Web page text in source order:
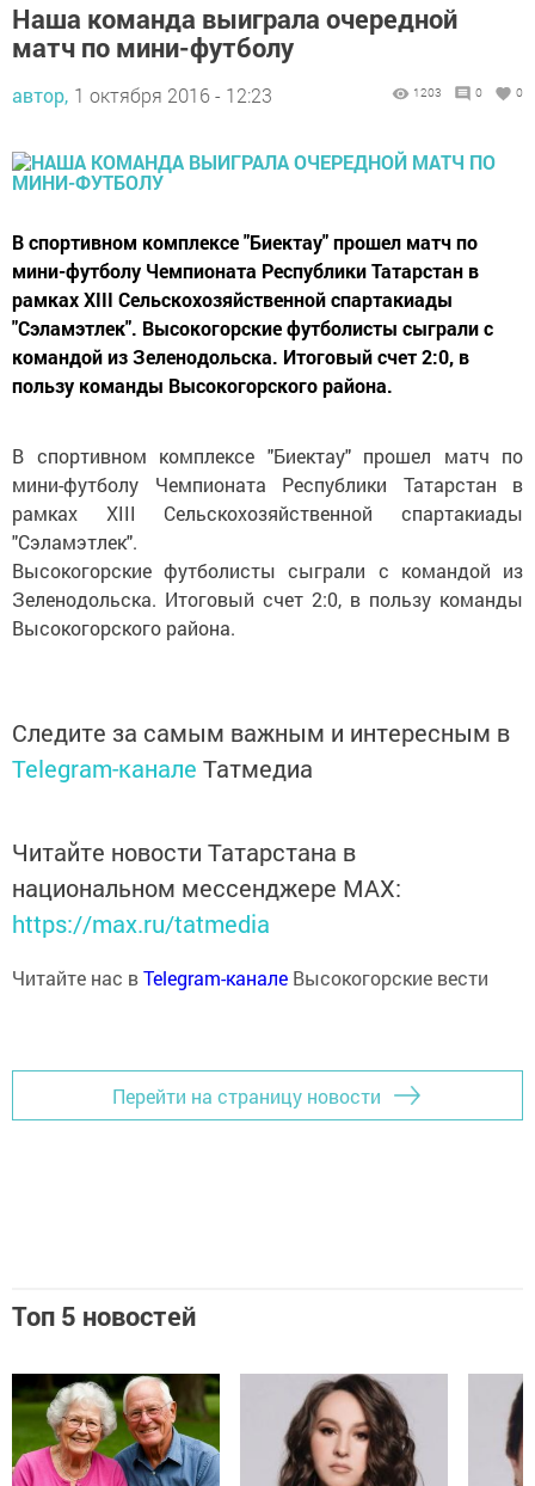
Наша команда выиграла очередной
матч по мини-футболу
автор, 1 октября 2016 - 12:23 1203 0 0
В спортивном комплексе "Биектау" прошел матч по
мини-футболу Чемпионата Республики Татарстан в
рамках XIII Сельскохозяйственной спартакиады
"Сэламэтлек". Высокогорские футболисты сыграли с
командой из Зеленодольска. Итоговый счет 2:0, в
пользу команды Высокогорского района.
В спортивном комплексе "Биектау" прошел матч по
мини-футболу Чемпионата Республики Татарстан в
рамках XIII Сельскохозяйственной спартакиады
"Сэламэтлек".
Высокогорские футболисты сыграли с командой из
Зеленодольска. Итоговый счет 2:0, в пользу команды
Высокогорского района.
Следите за самым важным и интересным в
Telegram-канале Татмедиа
Читайте новости Татарстана в
национальном мессенджере MАХ:
https://max.ru/tatmedia
Читайте нас вTelegram-канале Высокогорские вести
Перейти на страницу новости
Топ 5 новостей